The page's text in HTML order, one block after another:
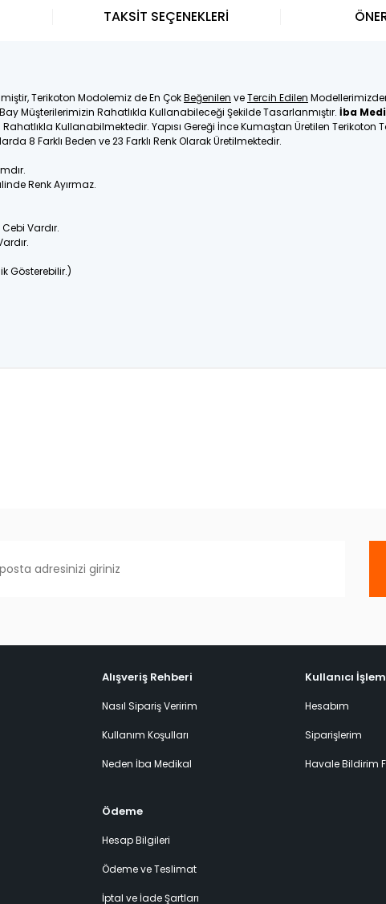
Terikoton Modolemiz de En ÇokBeğenilen veTercih Edilen
Müşterilerimizin Rahatlıkla Kullanabileceği Şekilde Tasarlanmıştır. İba
Kullanabilmektedir. Yapısı Gereği İnce Kumaştan Üretilen Terikoton
8 Farklı Beden ve 23 Farklı Renk Olarak Üretilmektedir.
Renk Ayırmaz.
Vardır.
Gösterebilir.)
TAKSİT SEÇENEKLERİ
Alışveriş Rehberi
Nasıl Sipariş Veririm
Kullanım Koşulları
Neden İba Medikal
Ödeme
Hesap Bilgileri
Ödeme ve Teslimat
İptal ve İade Şartları
Kullanıcı
Hesabım
Siparişlerim
Havale Bildirim